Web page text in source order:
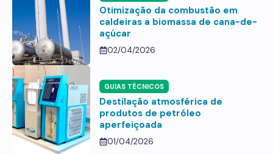
Otimização da combustão em
caldeiras a biomassa de cana-de-
açúcar
02/04/2026
GUIAS TÉCNICOS
Destilação atmosférica de
produtos de petróleo
aperfeiçoada
01/04/2026